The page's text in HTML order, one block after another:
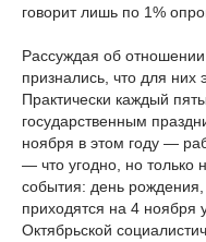
говорит лишь по 1%
Рассуждая об
признались, что для них
Практически каждый
государственным
ноября в этом году —
— что угодно, но только
события: день
приходятся на 4
Октябрьской